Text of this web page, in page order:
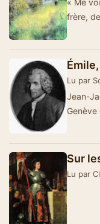
« Me
frère,
Lu par
Jean-
Genève
Sur
Lu par